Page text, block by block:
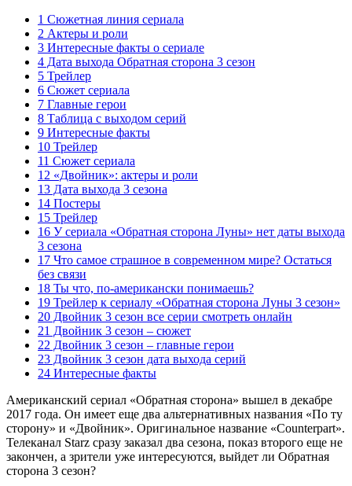
1 Сюжетная линия сериала
2 Актеры и роли
3 Интересные факты о сериале
4 Дата выхода Обратная сторона 3 сезон
5 Трейлер
6 Сюжет сериала
7 Главные герои
8 Таблица с выходом серий
9 Интересные факты
10 Трейлер
11 Сюжет сериала
12 «Двойник»: актеры и роли
13 Дата выхода 3 сезона
14 Постеры
15 Трейлер
16 У сериала «Обратная сторона Луны» нет даты выхода
3 сезона
17 Что самое страшное в современном мире? Остаться
без связи
18 Ты что, по-американски понимаешь?
19 Трейлер к сериалу «Обратная сторона Луны 3 сезон»
20 Двойник 3 сезон все серии смотреть онлайн
21 Двойник 3 сезон – сюжет
22 Двойник 3 сезон – главные герои
23 Двойник 3 сезон дата выхода серий
24 Интересные факты
Американский сериал «Обратная сторона» вышел в декабре
2017 года. Он имеет еще два альтернативных названия «По ту
сторону» и «Двойник». Оригинальное название «Counterpart».
Телеканал Starz сразу заказал два сезона, показ второго еще не
закончен, а зрители уже интересуются, выйдет ли Обратная
сторона 3 сезон?